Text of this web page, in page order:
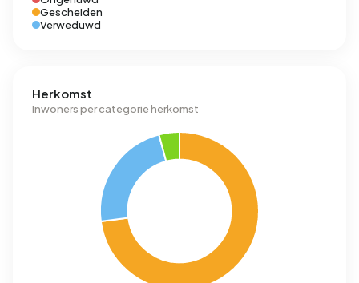
Gescheiden
Verweduwd
Herkomst
Inwoners per categorie herkomst